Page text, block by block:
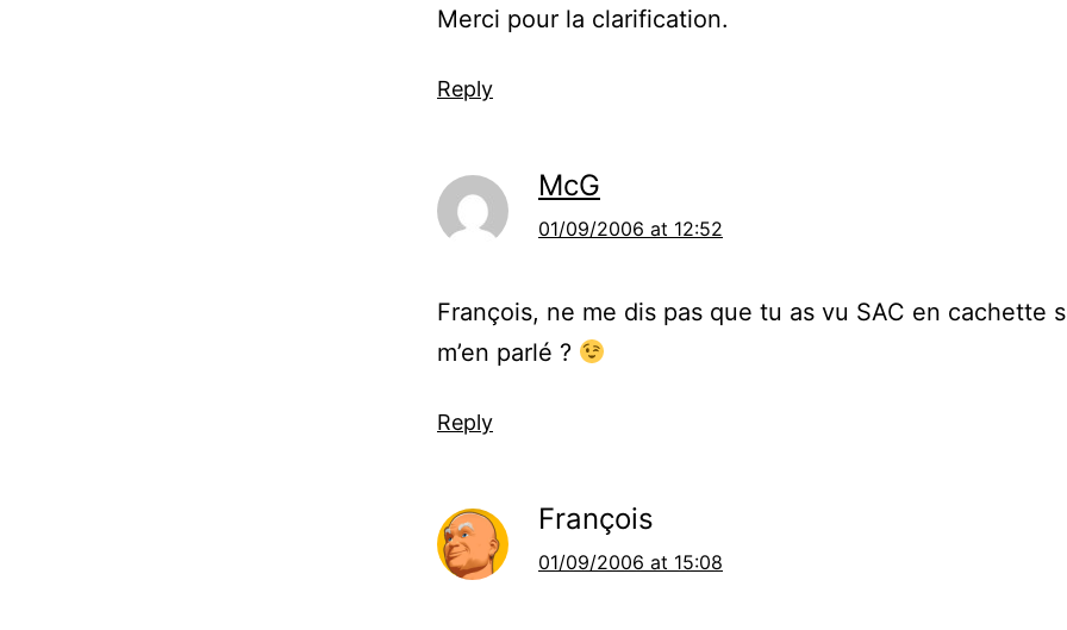
Merci pour la clarification.
Reply
McG
01/09/2006 at 12:52
François, ne me dis pas que tu as vu SAC en cachette
m’en parlé ?
Reply
François
01/09/2006 at 15:08